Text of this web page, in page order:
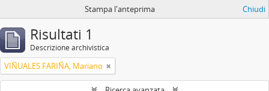
Stampa l'anteprima Chiudi
Risultati 1
Descrizione archivistica
VIÑUALES FARIÑA, Mariano